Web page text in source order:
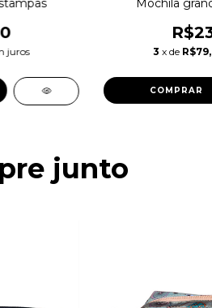
juros 3 x de
COMPRAR
junto